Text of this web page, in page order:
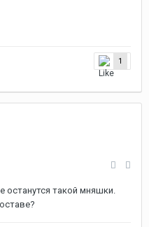
1
такой мняшки.